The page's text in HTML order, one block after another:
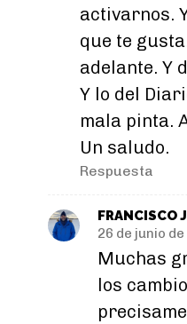
activarnos.
que te
adelante. Y
Y lo del
mala pinta.
Un saludo.
Respuesta
FRANCISCO
26 de junio
Muchas
los